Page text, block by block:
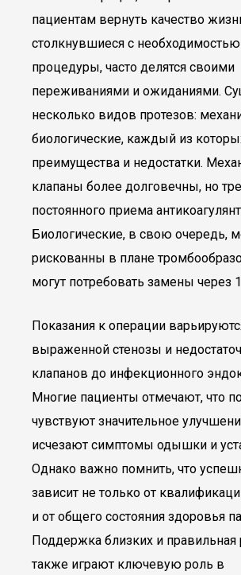
пациентам вернуть качество
столкнувшиеся с необходимостью
процедуры, часто делятся своими
переживаниями и ожиданиями.
несколько видов протезов:
биологические, каждый из
преимущества и недостатки.
клапаны более долговечны, но
постоянного приема
Биологические, в свою очередь,
рискованны в плане
могут потребовать замены через
Показания к операции
выраженной стенозы и
клапанов до инфекционного
Многие пациенты отмечают, что
чувствуют значительное
исчезают симптомы одышки и
Однако важно помнить, что
зависит не только от
и от общего состояния здоровья
Поддержка близких и правильная
также играют ключевую роль в